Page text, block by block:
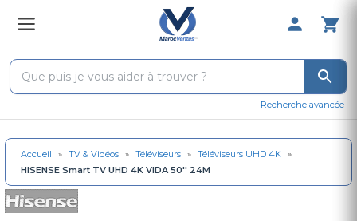
0 Produit
Recherche avancée
Accueil » TV & Vidéos » Téléviseurs » Téléviseurs UHD 4K »
HISENSE Smart TV UHD 4K VIDA 50'' 24M